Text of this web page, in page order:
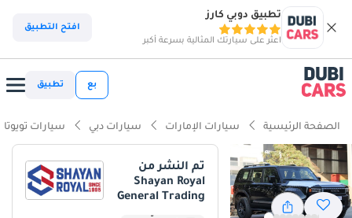
تطبيق دوبي كارز
اعثر على سيارتك المثالية بسرعة أكبر
افتح التطبيق
بع تطبيق
الصفحة الرئيسية سيارات الإمارات سيارات دبي سيارات تويوتا
تم النشر من
Shayan Royal
General Trading